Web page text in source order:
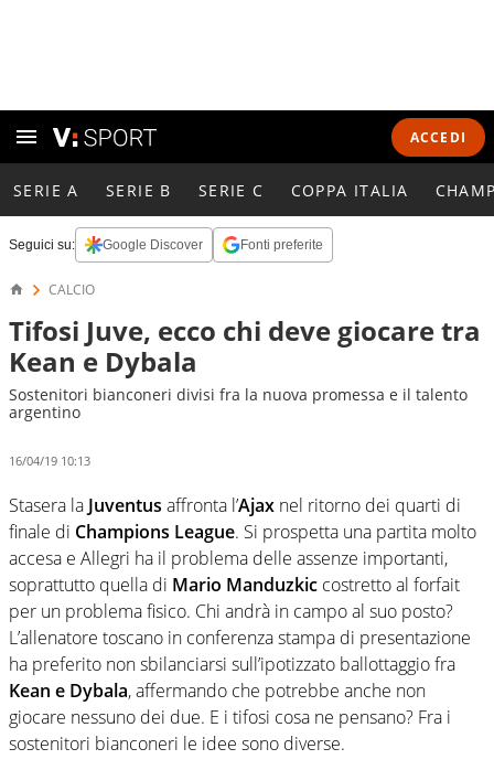
ACCEDI
SERIE A SERIE B SERIE C COPPA ITALIA
Seguici su: Google Discover Fonti preferite
CALCIO
Tifosi Juve, ecco chi deve giocare tra
Kean e Dybala
Sostenitori bianconeri divisi fra la nuova promessa e il talento
argentino
16/04/19 10:13
Stasera la Juventus affronta l’Ajax nel ritorno dei quarti di
finale di Champions League. Si prospetta una partita molto
accesa e Allegri ha il problema delle assenze importanti,
soprattutto quella di Mario Manduzkic costretto al forfait
per un problema fisico. Chi andrà in campo al suo posto?
L’allenatore toscano in conferenza stampa di presentazione
ha preferito non sbilanciarsi sull’ipotizzato ballottaggio fra
Kean e Dybala, affermando che potrebbe anche non
giocare nessuno dei due. E i tifosi cosa ne pensano? Fra i
sostenitori bianconeri le idee sono diverse.